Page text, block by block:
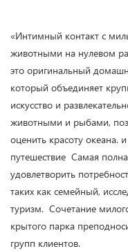
«Интимный контакт с
животными на нулевом
это оригинальный
который объединяет
искусство и
животными и рыбами,
оценить красоту океана.
путешествие Самая
удовлетворить
таких как семейный,
туризм. Сочетание
крытого парка
групп клиентов.